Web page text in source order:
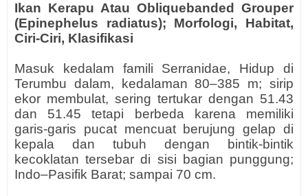
Ikan Kerapu Atau Obliquebanded Grouper
(Epinephelus radiatus); Morfologi, Habitat,
Ciri-Ciri, Klasifikasi
Masuk kedalam famili Serranidae, Hidup di
Terumbu dalam, kedalaman 80–385 m; sirip
ekor membulat, sering tertukar dengan 51.43
dan 51.45 tetapi berbeda karena memiliki
garis-garis pucat mencuat berujung gelap di
kepala dan tubuh dengan bintik-bintik
kecoklatan tersebar di sisi bagian punggung;
Indo–Pasifik Barat; sampai 70 cm.